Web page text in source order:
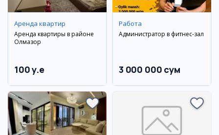
Аренда квартир
Аренда квартиры в районе
Олмазор
100 y.e
Работа
Администратор в фитнес-зал
3 000 000 сум